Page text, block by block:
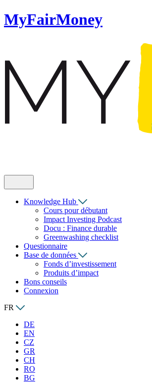
MyFairMoney
Knowledge Hub
Cours pour débutant
Impact Investing Podcast
Docu : Finance durable
Greenwashing checklist
Questionnaire
Base de données
Fonds d’investissement
Produits d’impact
Bons conseils
Connexion
FR
DE
EN
CZ
GR
CH
RO
BG